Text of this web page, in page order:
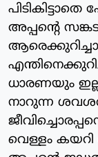
അപ്പന്റെ
ധാരണയും
നാറുന്ന
വെള്ളം കയറി